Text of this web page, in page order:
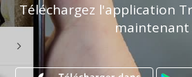
Téléchargez l'application
maintenant